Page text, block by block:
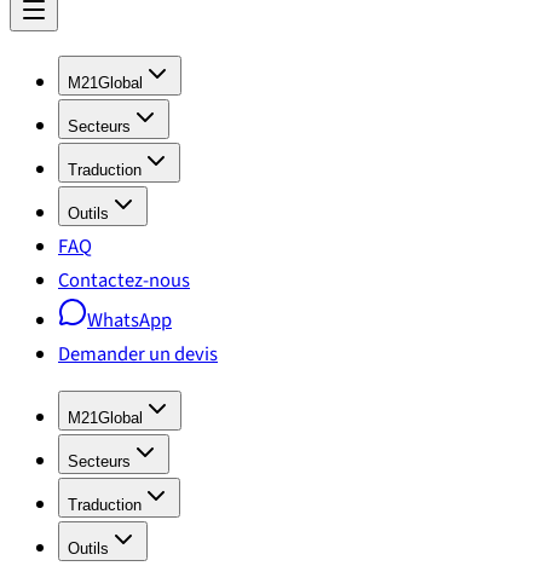
M21Global
Secteurs
Traduction
Outils
FAQ
Contactez-nous
WhatsApp
Demander un devis
M21Global
Secteurs
Traduction
Outils